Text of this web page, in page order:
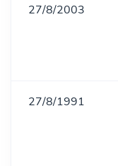
27/8/2003
27/8/1991